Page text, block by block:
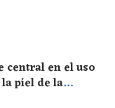
central en el uso
piel de la